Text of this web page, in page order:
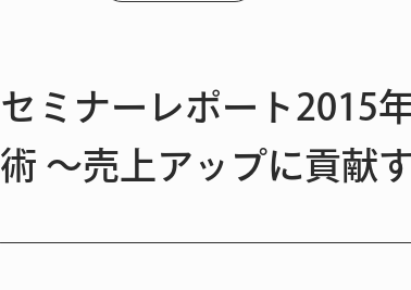
セミナーレポート2015
術 ～売上アップに貢献